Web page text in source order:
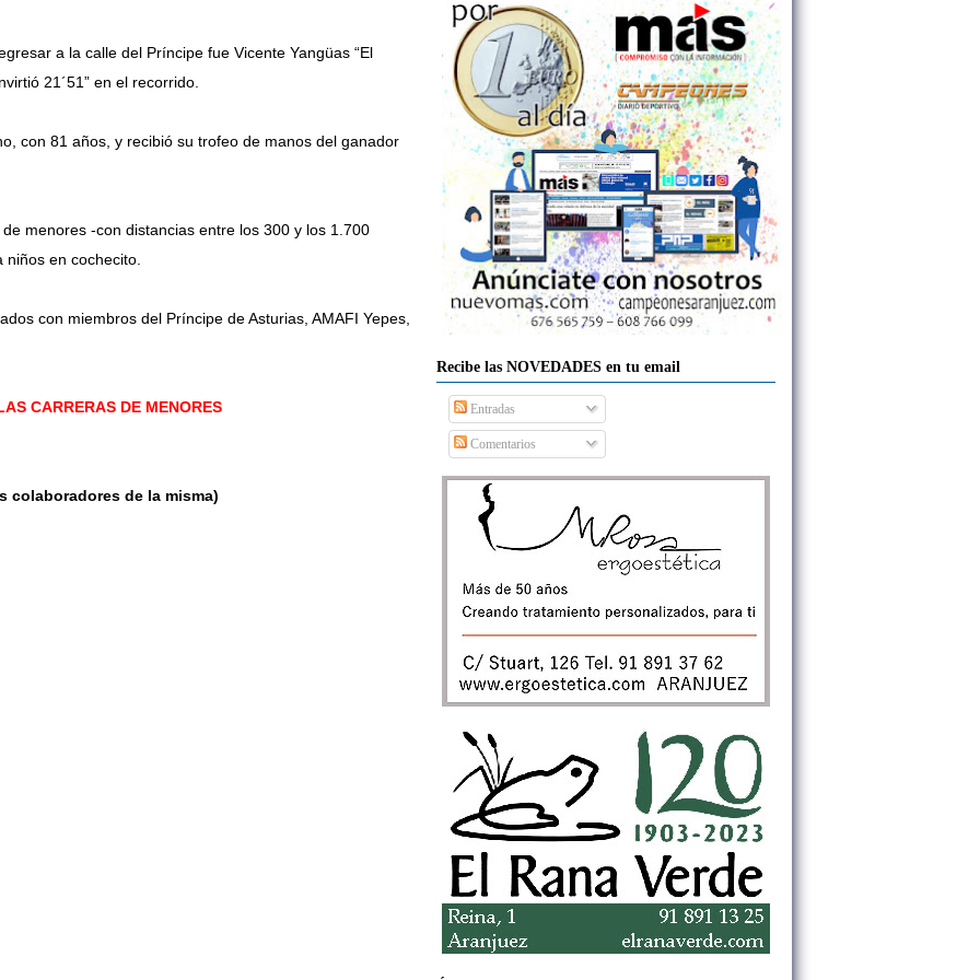
a la calle del Príncipe fue Vicente Yangüas “El
21´51” en el recorrido.
con 81 años, y recibió su trofeo de manos del ganador
menores -con distancias entre los 300 y los 1.700
niños en cochecito.
con miembros del Príncipe de Asturias, AMAFI Yepes,
CARRERAS DE MENORES
colaboradores de la misma)
Recibe las NOVEDADES en tu email
Entradas
Comentarios